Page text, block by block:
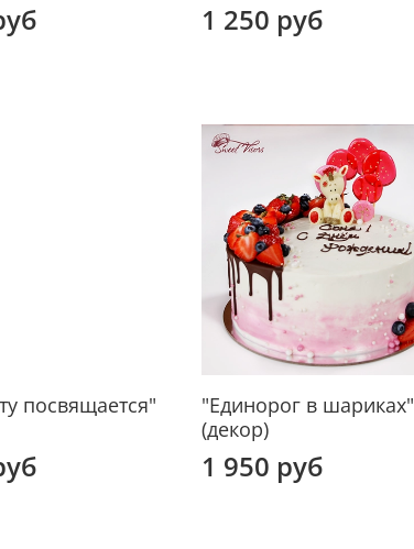
1 250 руб
посвящается"
"Единорог в шариках"
(декор)
1 950 руб